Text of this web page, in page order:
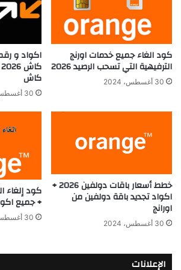
كود الغاء جميع خدمات اورنج
الترفيهية التي تسحب الرصيد 2026
30 أغسطس، 2024
اكواد و
كاش
30 أغسطس، 2024
خطط أسعار باقات دولفين 2026 +
اكواد تجديد باقة دولفين من
اورانج
30 أغسطس، 2024
+ جميع
30 أغسطس، 2024
الإعلانات